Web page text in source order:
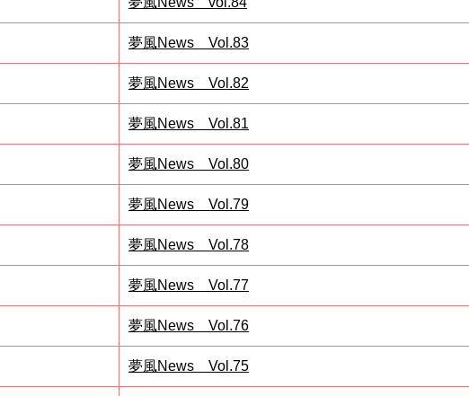
夢風News Vol.83
夢風News Vol.82
夢風News Vol.81
夢風News Vol.80
夢風News Vol.79
夢風News Vol.78
夢風News Vol.77
夢風News Vol.76
夢風News Vol.75